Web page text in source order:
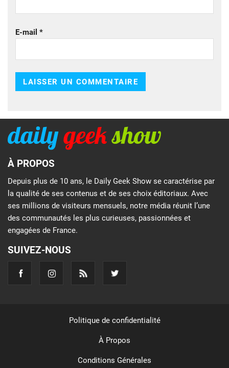
E-mail *
À PROPOS
Depuis plus de 10 ans, le Daily Geek Show se caractérise par
la qualité de ses contenus et de ses choix éditoriaux. Avec
ses millions de visiteurs mensuels, notre média réunit l’une
des communautés les plus curieuses, passionnées et
engagées de France.
SUIVEZ-NOUS
Politique de confidentialité
À Propos
Conditions Générales